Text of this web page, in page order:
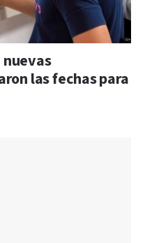
nuevas
las fechas para